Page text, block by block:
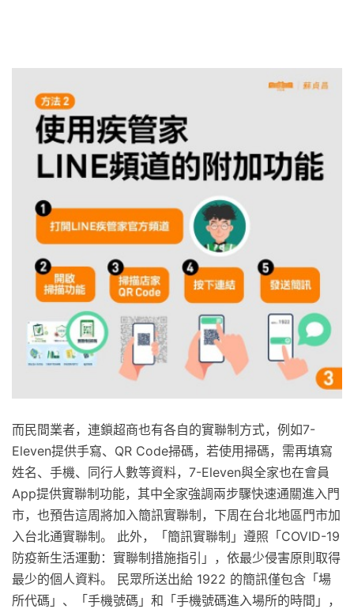
而民間業者，連鎖超商也有各自的實聯制方式，例如7-
Eleven提供手寫、QR Code掃碼，若使用掃碼，需再填寫
姓名、手機、同行人數等資料，7-Eleven與全家也在會員
App提供實聯制功能，其中全家強調兩步驟快速通關進入門
市，也預告這周將加入簡訊實聯制，下周在台北地區門市加
入台北通實聯制。 此外，「簡訊實聯制」遵照「COVID-19
防疫新生活運動：實聯制措施指引」，依最少侵害原則取得
最少的個人資料。 民眾所送出給 1922 的簡訊僅包含「場
所代碼」、「手機號碼」和「手機號碼進入場所的時間」，